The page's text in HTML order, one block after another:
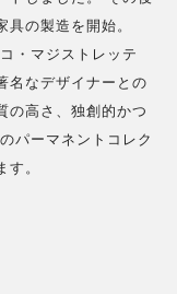
の製造を開始。
・マジストレッテ
名なデザイナーとの
の高さ、独創的かつ
パーマネントコレク
。